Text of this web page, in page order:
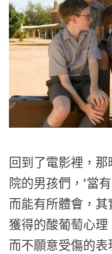
回到了電影裡，
院的男孩們，’當
而能有所體會，
獲得的酸葡萄心理
而不願意受傷的表